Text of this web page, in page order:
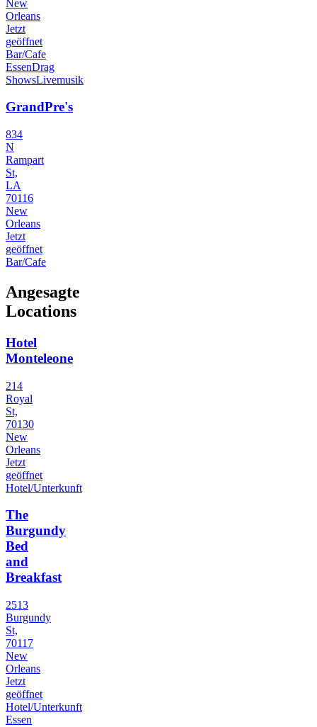
New
Orleans
Jetzt
geöffnet
Bar/Cafe
EssenDrag
ShowsLivemusik
GrandPre's
834
N
Rampart
St,
LA
70116
New
Orleans
Jetzt
geöffnet
Bar/Cafe
Angesagte
Locations
Hotel
Monteleone
214
Royal
St,
70130
New
Orleans
Jetzt
geöffnet
Hotel/Unterkunft
The
Burgundy
Bed
and
Breakfast
2513
Burgundy
St,
70117
New
Orleans
Jetzt
geöffnet
Hotel/Unterkunft
Essen